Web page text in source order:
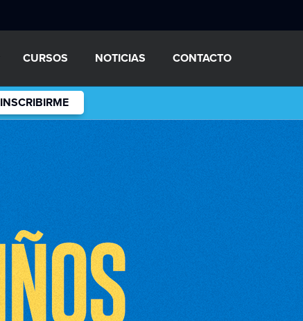
CURSOS NOTICIAS CONTACTO
INSCRIBIRME